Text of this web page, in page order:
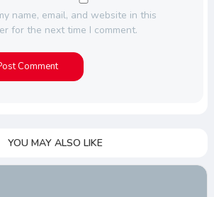
name, email, and website in this
for the next time I comment.
YOU MAY ALSO LIKE